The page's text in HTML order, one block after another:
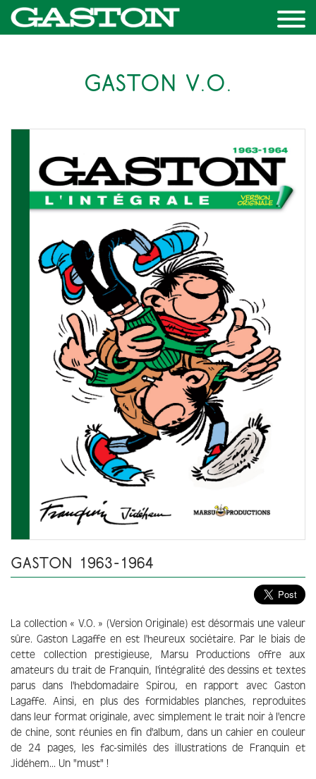
GASTON V.O.
GASTON 1963-1964
La collection « V.O. » (Version Originale) est désormais une valeur
sûre. Gaston Lagaffe en est l'heureux sociétaire. Par le biais de
cette collection prestigieuse, Marsu Productions offre aux
amateurs du trait de Franquin, l'intégralité des dessins et textes
parus dans l'hebdomadaire Spirou, en rapport avec Gaston
Lagaffe. Ainsi, en plus des formidables planches, reproduites
dans leur format originale, avec simplement le trait noir à l'encre
de chine, sont réunies en fin d'album, dans un cahier en couleur
de 24 pages, les fac-similés des illustrations de Franquin et
Jidéhem... Un "must" !